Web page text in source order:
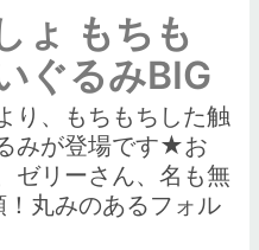
ょ もちも
ぐるみBIG
り、もちもちした触
みが登場です★お
ゼリーさん、名も無
丸みのあるフォル